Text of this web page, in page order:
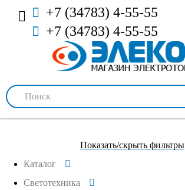
+7 (34783) 4-55-55
+7 (34783) 4-55-55
Показать/скрыть фильтры
Каталог
Светотехника